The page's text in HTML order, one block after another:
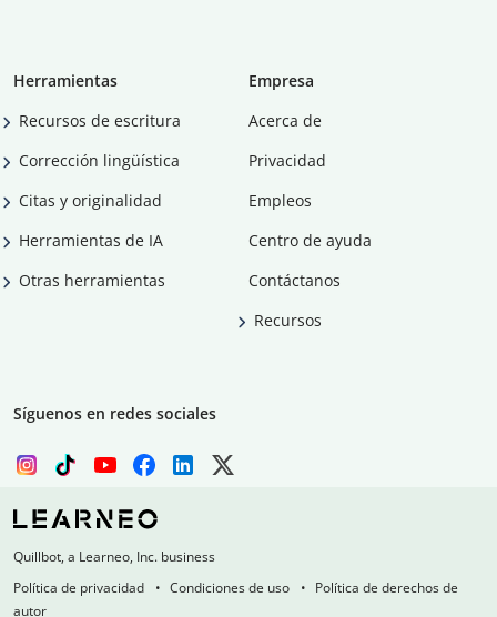
Herramientas
Recursos de escritura
Corrección lingüística
Citas y originalidad
Herramientas de IA
Otras herramientas
Empresa
Acerca de
Privacidad
Empleos
Centro de ayuda
Contáctanos
Recursos
Síguenos en redes sociales
Quillbot, a Learneo, Inc. business
Política de privacidad
Condiciones de uso
Política de derechos de
autor